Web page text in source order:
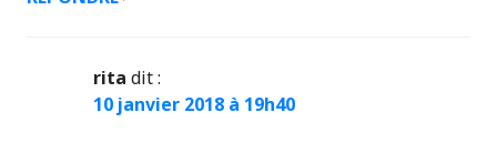
rita dit :
10 janvier 2018 à 19h40